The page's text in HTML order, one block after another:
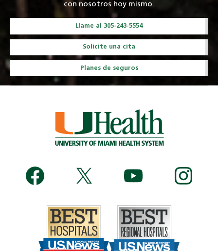
con nosotros hoy mismo.
Llame al 305-243-5554
Solicite una cita
Planes de seguros